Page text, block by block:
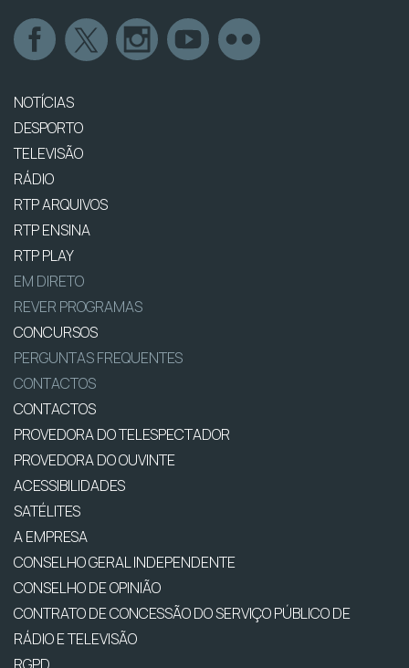
NOTÍCIAS
DESPORTO
TELEVISÃO
RÁDIO
RTP ARQUIVOS
RTP ENSINA
RTP PLAY
EM DIRETO
REVER PROGRAMAS
CONCURSOS
PERGUNTAS FREQUENTES
CONTACTOS
CONTACTOS
PROVEDORA DO TELESPECTADOR
PROVEDORA DO OUVINTE
ACESSIBILIDADES
SATÉLITES
A EMPRESA
CONSELHO GERAL INDEPENDENTE
CONSELHO DE OPINIÃO
CONTRATO DE CONCESSÃO DO SERVIÇO PÚBLICO DE
RÁDIO E TELEVISÃO